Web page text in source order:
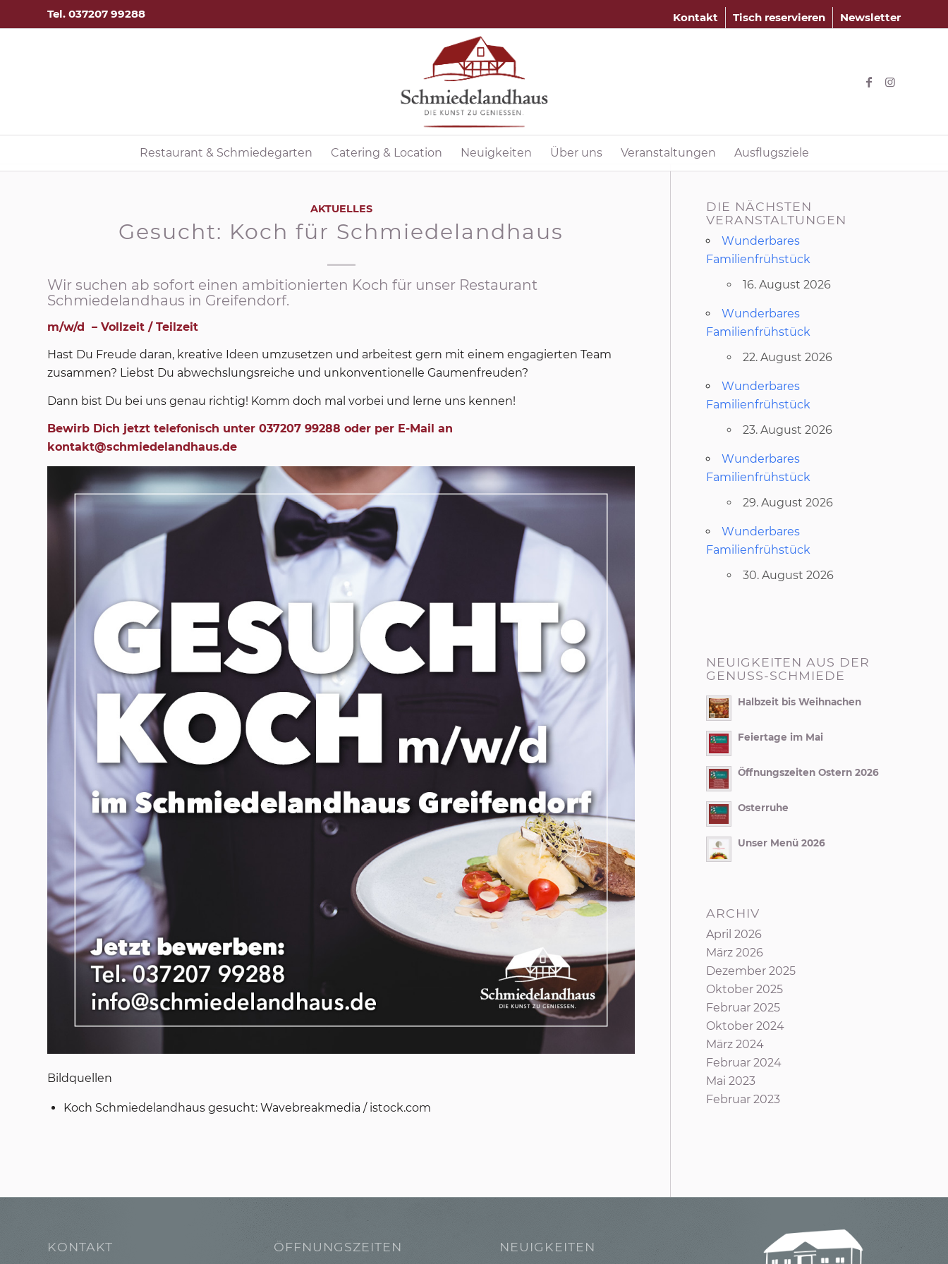
Kontakt Tisch reservieren Newsletter
Tel. 037207 99288
Restaurant & Schmiedegarten Catering & Location Neuigkeiten Über uns Veranstaltungen Ausflugsziele
AKTUELLES
Gesucht: Koch für Schmiedelandhaus
Wir suchen ab sofort einen ambitionierten Koch für unser Restaurant
Schmiedelandhaus in Greifendorf.
m/w/d – Vollzeit / Teilzeit
Hast Du Freude daran, kreative Ideen umzusetzen und arbeitest gern mit einem engagierten Team
zusammen? Liebst Du abwechslungsreiche und unkonventionelle Gaumenfreuden?
Dann bist Du bei uns genau richtig! Komm doch mal vorbei und lerne uns kennen!
Bewirb Dich jetzt telefonisch unter 037207 99288 oder per E-Mail an
kontakt@schmiedelandhaus.de
Bildquellen
Koch Schmiedelandhaus gesucht: Wavebreakmedia / istock.com
DIE NÄCHSTEN
VERANSTALTUNGEN
Wunderbares
Familienfrühstück
16. August 2026
Wunderbares
Familienfrühstück
22. August 2026
Wunderbares
Familienfrühstück
23. August 2026
Wunderbares
Familienfrühstück
29. August 2026
Wunderbares
Familienfrühstück
30. August 2026
NEUIGKEITEN AUS DER
GENUSS-SCHMIEDE
Halbzeit bis Weihnachen
Feiertage im Mai
Öffnungszeiten Ostern 2026
Osterruhe
Unser Menü 2026
ARCHIV
April 2026
März 2026
Dezember 2025
Oktober 2025
Februar 2025
Oktober 2024
März 2024
Februar 2024
Mai 2023
Februar 2023
KONTAKT ÖFFNUNGSZEITEN NEUIGKEITEN